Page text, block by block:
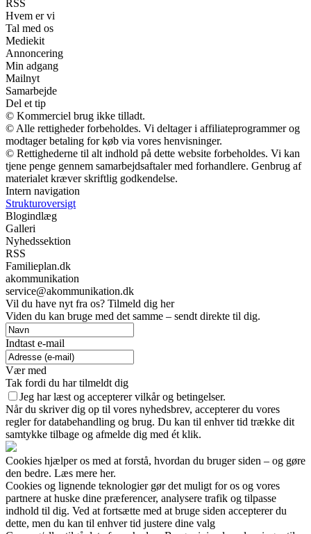
RSS
Hvem er vi
Tal med os
Mediekit
Annoncering
Min adgang
Mailnyt
Samarbejde
Del et tip
© Kommerciel brug ikke tilladt.
© Alle rettigheder forbeholdes. Vi deltager i affiliateprogrammer og
modtager betaling for køb via vores henvisninger.
© Rettighederne til alt indhold på dette website forbeholdes. Vi kan
tjene penge gennem samarbejdsaftaler med forhandlere. Genbrug af
materialet kræver skriftlig godkendelse.
Intern navigation
Strukturoversigt
Blogindlæg
Galleri
Nyhedssektion
RSS
Familieplan.dk
akommunikation
service@akommunikation.dk
Vil du have nyt fra os? Tilmeld dig her
Viden du kan bruge med det samme – sendt direkte til dig.
Indtast e-mail
Vær med
Tak fordi du har tilmeldt dig
Jeg har læst og accepterer vilkår og betingelser.
Når du skriver dig op til vores nyhedsbrev, accepterer du vores
regler for databehandling og brug. Du kan til enhver tid trække dit
samtykke tilbage og afmelde dig med ét klik.
Cookies hjælper os med at forstå, hvordan du bruger siden – og gøre
den bedre. Læs mere her.
Cookies og lignende teknologier gør det muligt for os og vores
partnere at huske dine præferencer, analysere trafik og tilpasse
indhold til dig. Ved at fortsætte med at bruge siden accepterer du
dette, men du kan til enhver tid justere dine valg